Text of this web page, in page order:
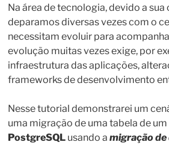
Na área de tecnologia, devido a
deparamos diversas vezes com o
necessitam evoluir para
evolução muitas vezes exige, por
infraestrutura das aplicações,
frameworks de desenvolvimento
Nesse tutorial demonstrarei um
uma migração de uma tabela de um
PostgreSQL usando a migração de